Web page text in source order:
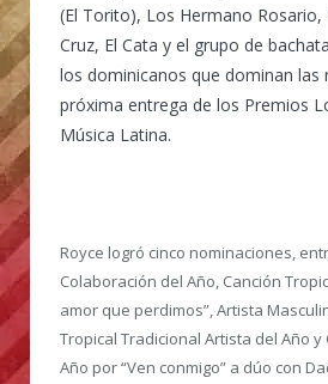
(El Torito), Los Hermano Rosario,
Cruz, El Cata y el grupo de
los dominicanos que dominan las
próxima entrega de los Premios
Música Latina.
Royce logró cinco nominaciones,
Colaboración del Año, Canción
amor que perdimos”, Artista
Tropical Tradicional Artista del Año
Año por “Ven conmigo” a dúo con